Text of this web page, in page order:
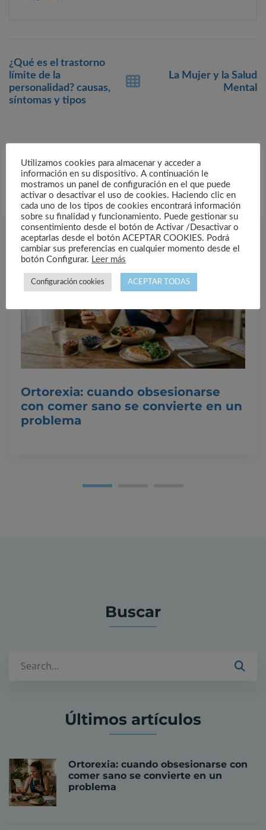
navigation
¿Qué es el trastorno
límite de la
personalidad? causas,
síntomas y tipos
La Mujer y la Salud
Mental
Artículos relacionados
Ortorexia: cuando obsesionarse
con comer sano se convierte en un
problema
Buscar
Últimos artículos
Ortorexia: cuando obsesionarse con
comer sano se convierte en un
problema
Utilizamos cookies para almacenar y acceder a
información en su dispositivo. A continuación le
mostramos un panel de configuración en el que puede
activar o desactivar el uso de cookies. Haciendo clic en
cada uno de los tipos de cookies encontrará información
sobre su finalidad y funcionamiento. Puede gestionar su
consentimiento desde el botón de Activar /Desactivar o
aceptarlas desde el botón ACEPTAR COOKIES. Podrá
cambiar sus preferencias en cualquier momento desde el
botón Configurar. Leer más
Configuración cookies ACEPTAR TODAS